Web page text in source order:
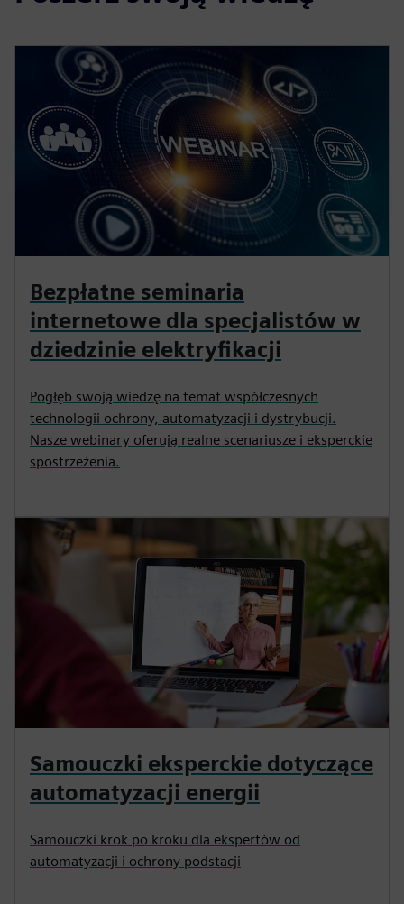
Bezpłatne seminaria
internetowe dla specjalistów w
dziedzinie elektryfikacji
Pogłęb swoją wiedzę na temat współczesnych
technologii ochrony, automatyzacji i dystrybucji.
Nasze webinary oferują realne scenariusze i eksperckie
spostrzeżenia.
Samouczki eksperckie dotyczące
automatyzacji energii
Samouczki krok po kroku dla ekspertów od
automatyzacji i ochrony podstacji